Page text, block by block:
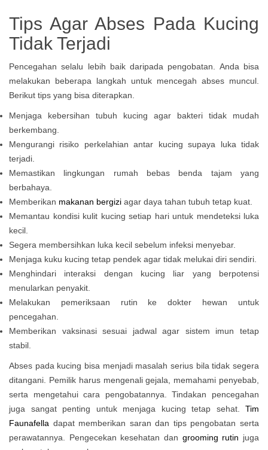
Tips Agar Abses Pada Kucing
Tidak Terjadi
Pencegahan selalu lebih baik daripada pengobatan. Anda bisa
melakukan beberapa langkah untuk mencegah abses muncul.
Berikut tips yang bisa diterapkan.
Menjaga kebersihan tubuh kucing agar bakteri tidak mudah
berkembang.
Mengurangi risiko perkelahian antar kucing supaya luka tidak
terjadi.
Memastikan lingkungan rumah bebas benda tajam yang
berbahaya.
Memberikan makanan bergizi agar daya tahan tubuh tetap kuat.
Memantau kondisi kulit kucing setiap hari untuk mendeteksi luka
kecil.
Segera membersihkan luka kecil sebelum infeksi menyebar.
Menjaga kuku kucing tetap pendek agar tidak melukai diri sendiri.
Menghindari interaksi dengan kucing liar yang berpotensi
menularkan penyakit.
Melakukan pemeriksaan rutin ke dokter hewan untuk
pencegahan.
Memberikan vaksinasi sesuai jadwal agar sistem imun tetap
stabil.
Abses pada kucing bisa menjadi masalah serius bila tidak segera
ditangani. Pemilik harus mengenali gejala, memahami penyebab,
serta mengetahui cara pengobatannya. Tindakan pencegahan
juga sangat penting untuk menjaga kucing tetap sehat. Tim
Faunafella dapat memberikan saran dan tips pengobatan serta
perawatannya. Pengecekan kesehatan dan grooming rutin juga